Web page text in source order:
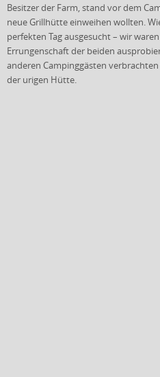
Besitzer der Farm, stand vor dem
neue Grillhütte einweihen wollten.
perfekten Tag ausgesucht – wir
Errungenschaft der beiden
anderen Campinggästen
der urigen Hütte.